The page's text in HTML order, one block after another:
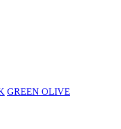
GREEN OLIVE